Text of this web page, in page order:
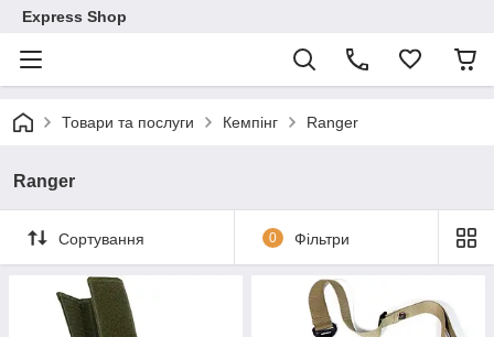
Express Shop
Товари та послуги Кемпінг Ranger
Ranger
Сортування 0 Фільтри